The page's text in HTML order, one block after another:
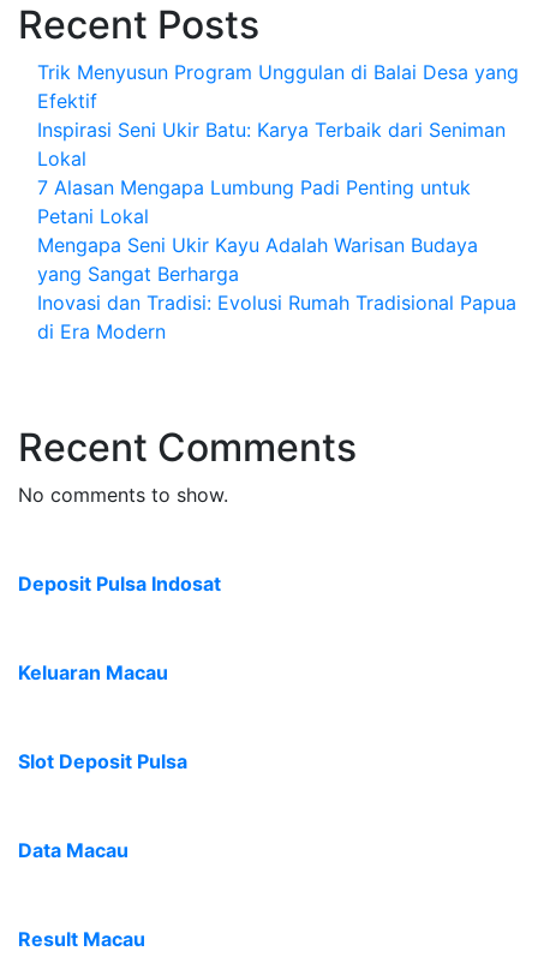
Recent Posts
Trik Menyusun Program Unggulan di Balai Desa yang
Efektif
Inspirasi Seni Ukir Batu: Karya Terbaik dari Seniman
Lokal
7 Alasan Mengapa Lumbung Padi Penting untuk
Petani Lokal
Mengapa Seni Ukir Kayu Adalah Warisan Budaya
yang Sangat Berharga
Inovasi dan Tradisi: Evolusi Rumah Tradisional Papua
di Era Modern
Recent Comments
No comments to show.
Deposit Pulsa Indosat
Keluaran Macau
Slot Deposit Pulsa
Data Macau
Result Macau